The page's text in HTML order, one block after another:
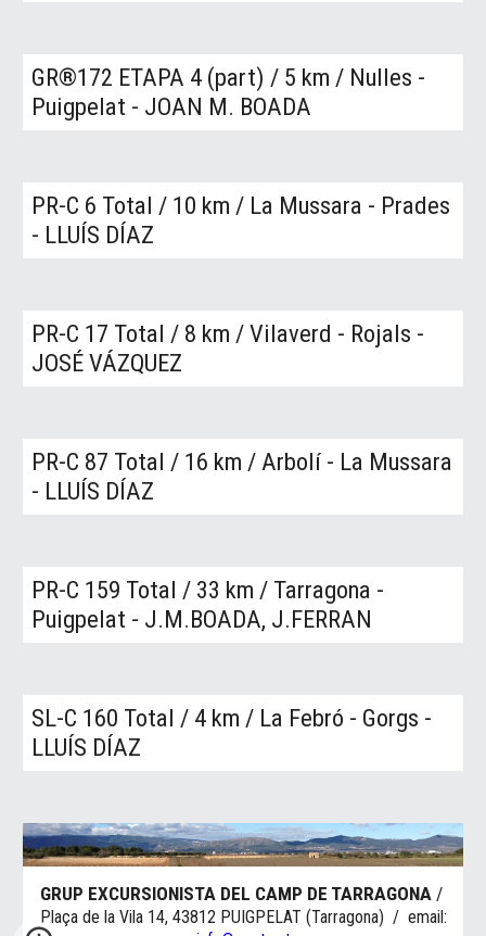
GR®172 ETAPA 4 (part) / 5 km / Nulles -
Puigpelat - JOAN M. BOADA
PR-C 6 Total / 10 km / La Mussara - Prades
- LLUÍS DÍAZ
PR-C 17 Total / 8 km / Vilaverd - Rojals -
JOSÉ VÁZQUEZ
PR-C 87 Total / 16 km /Arbolí - La Mussara
- LLUÍS DÍAZ
PR-C 159 Total / 33 km / Tarragona -
Puigpelat - J.M.BOADA, J.FERRAN
SL-C 160 Total / 4 km / La Febró - Gorgs -
LLUÍS DÍAZ
GRUP EXCURSIONISTA DEL CAMP DE TARRAGONA /
Plaça de la Vila 14, 43812 PUIGPELAT (Tarragona) / email: